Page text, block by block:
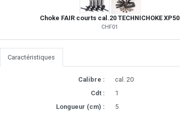
Choke FAIR courts cal.20 TECHNICHOKE XP50
CHF01
Caractéristiques
Calibre :
cal. 20
Cdt :
1
Longueur (cm) :
5